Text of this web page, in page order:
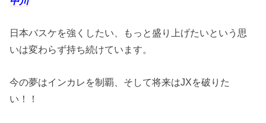
日本バスケを強くしたい、もっと盛り上げたいという思
いは変わらず持ち続けています。
今の夢はインカレを制覇、そして将来はJXを破りた
い！！